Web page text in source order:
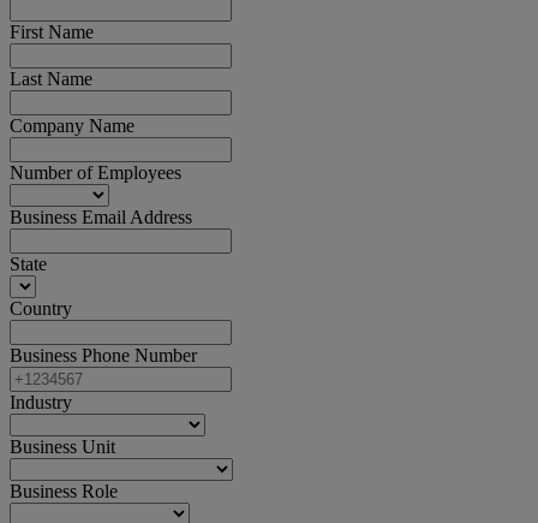
First Name
Last Name
Company Name
Number of Employees
Business Email Address
State
Country
Business Phone Number
Industry
Business Unit
Business Role